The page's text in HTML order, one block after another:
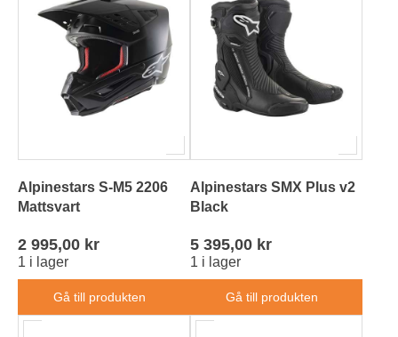
Alpinestars S-M5 2206
Mattsvart
2 995,00 kr
1 i lager
Gå till produkten
Alpinestars SMX Plus v2
Black
5 395,00 kr
1 i lager
Gå till produkten